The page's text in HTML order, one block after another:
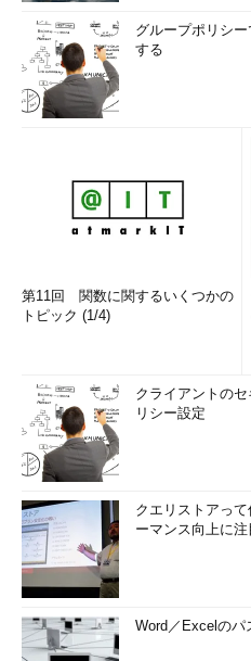
グループポリシ
する
第11回 関数に関するいくつかの
トピック (1/4)
クライアントの
リシー設定
クエリストアっ
ーマンス向上に
Word／Excelのパ